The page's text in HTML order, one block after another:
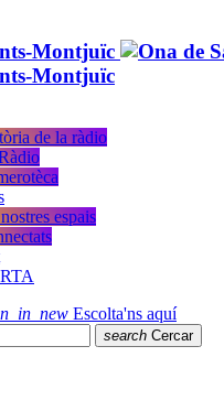
de la ràdio
espais
Escolta'ns aquí
search Cercar